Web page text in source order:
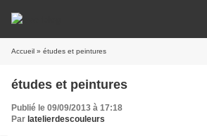
Accueil » études et peintures
études et peintures
Publié le 09/09/2013 à 17:18
Par latelierdescouleurs